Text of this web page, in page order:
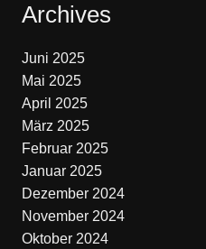
Archives
Juni 2025
Mai 2025
April 2025
März 2025
Februar 2025
Januar 2025
Dezember 2024
November 2024
Oktober 2024